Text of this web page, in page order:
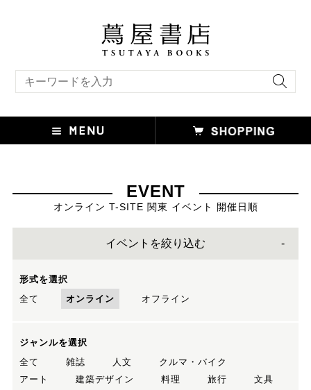
EVENT
オンライン T-SITE 関東 イベント 開催日順
イベントを絞り込む
形式を選択
全て
オンライン オフライン
ジャンルを選択
全て
雑誌 人文
クルマ・バイク
アート
建築デザイン 料理 旅行
文具